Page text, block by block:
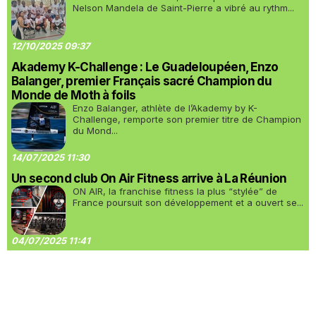
Nelson Mandela de Saint-Pierre a vibré au rythm...
12/10/2025 09:37
Akademy K-Challenge : Le Guadeloupéen, Enzo
Balanger, premier Français sacré Champion du
Monde de Moth à foils
Enzo Balanger, athlète de l’Akademy by K-
Challenge, remporte son premier titre de Champion
du Mond...
14/07/2025 11:30
Un second club On Air Fitness arrive à La Réunion
ON AIR, la franchise fitness la plus “stylée” de
France poursuit son développement et a ouvert se...
04/07/2025 11:41